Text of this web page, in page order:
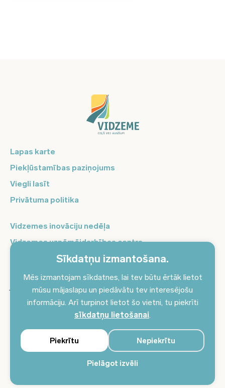
Sīkdatņu izmantošana.
Mēs izmantojam sīkdatnes, lai tev būtu ērtāk lietot
mūsu mājaslapu un piedāvātu tev interesējošu
informāciju. Arī turpinot lietot šo vietni, tu piekrīti
sīkdatņu lietošanai.
Pielāgot izvēli
Nepiekrītu
Piekrītu
Lapas karte
Piekļūstamības paziņojums
Viegli lasīt
Privātuma politika
Vidzemes inovāciju nedēļa
Vidzemes uzņēmējdarbības centrs
Balso Vidzeme
Pierakstieties jaunumiem un saņemiet aktuālākos
jaunumus savā e-pastā!
Pieteikties jaunumiem